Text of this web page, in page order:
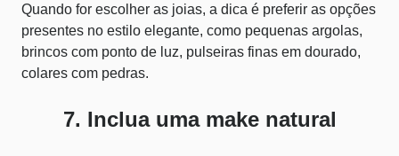
Quando for escolher as joias, a dica é preferir as opções
presentes no estilo elegante, como pequenas argolas,
brincos com ponto de luz, pulseiras finas em dourado,
colares com pedras.
7. Inclua uma make natural